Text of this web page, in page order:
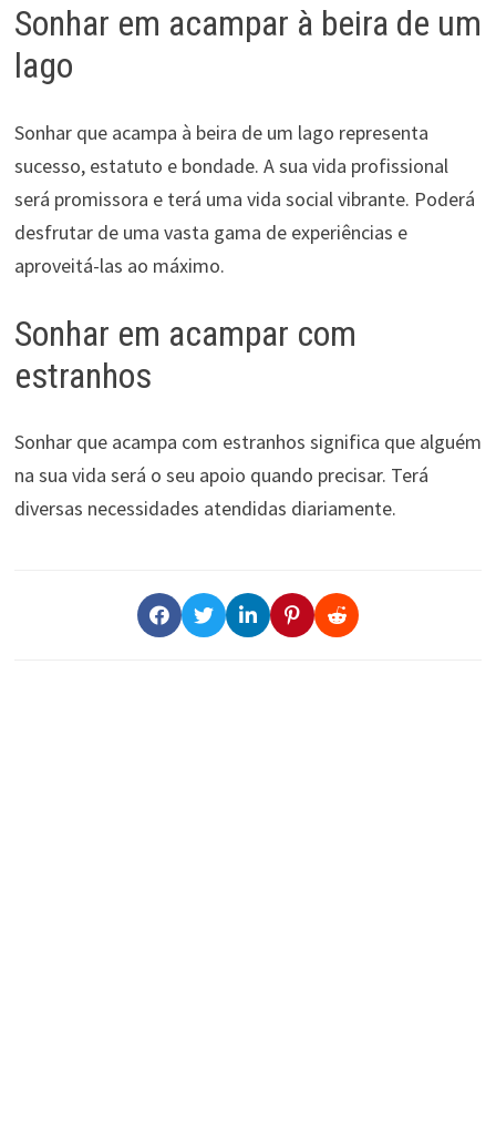
Sonhar em acampar à beira de um
lago
Sonhar que acampa à beira de um lago representa
sucesso, estatuto e bondade. A sua vida profissional
será promissora e terá uma vida social vibrante. Poderá
desfrutar de uma vasta gama de experiências e
aproveitá-las ao máximo.
Sonhar em acampar com
estranhos
Sonhar que acampa com estranhos significa que alguém
na sua vida será o seu apoio quando precisar. Terá
diversas necessidades atendidas diariamente.